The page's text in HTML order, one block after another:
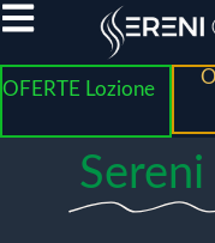
OFERTE Lozione
Sereni